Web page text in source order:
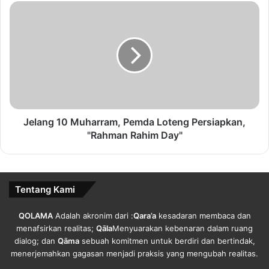
Jelang
Day"
Jelang 10 Muharram, Pemda Loteng Persiapkan,
"Rahman Rahim Day"
Tentang Kami
QOLAMAAdalah akronim dari :Qara’akesadaran membaca dan
menafsirkan realitas; QālaMenyuarakan kebenaran dalam ruang
dialog; dan Qāmasebuah komitmen untuk berdiri dan bertindak,
menerjemahkan gagasan menjadi praksis yang mengubah realitas.